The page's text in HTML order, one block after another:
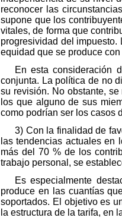
reconocer las
supone que los
vitales, de forma que
progresividad del
equidad que se produce
En esta consideración
conjunta. La política de no
su revisión. No obstante,
los que alguno de sus
como podrían ser los casos
3) Con la finalidad de
las tendencias actuales
más del 70 % de los
trabajo personal, se
Es especialmente
produce en las cuantías
soportados. El objetivo es
la estructura de la tarifa, en